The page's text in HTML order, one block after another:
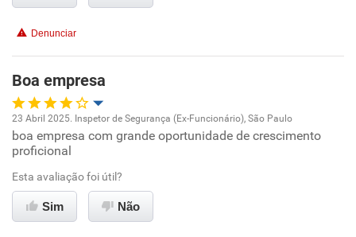
Recomenda a diretoria
Denunciar
Boa empresa
Oportunidade de promoção
Ambiente de trabalho
Conciliação com a vida familiar
23 Abril 2025. Inspetor de Segurança (Ex-Funcionário), São Paulo
boa empresa com grande oportunidade de crescimento
proficional
Esta avaliação foi útil?
Sim Não